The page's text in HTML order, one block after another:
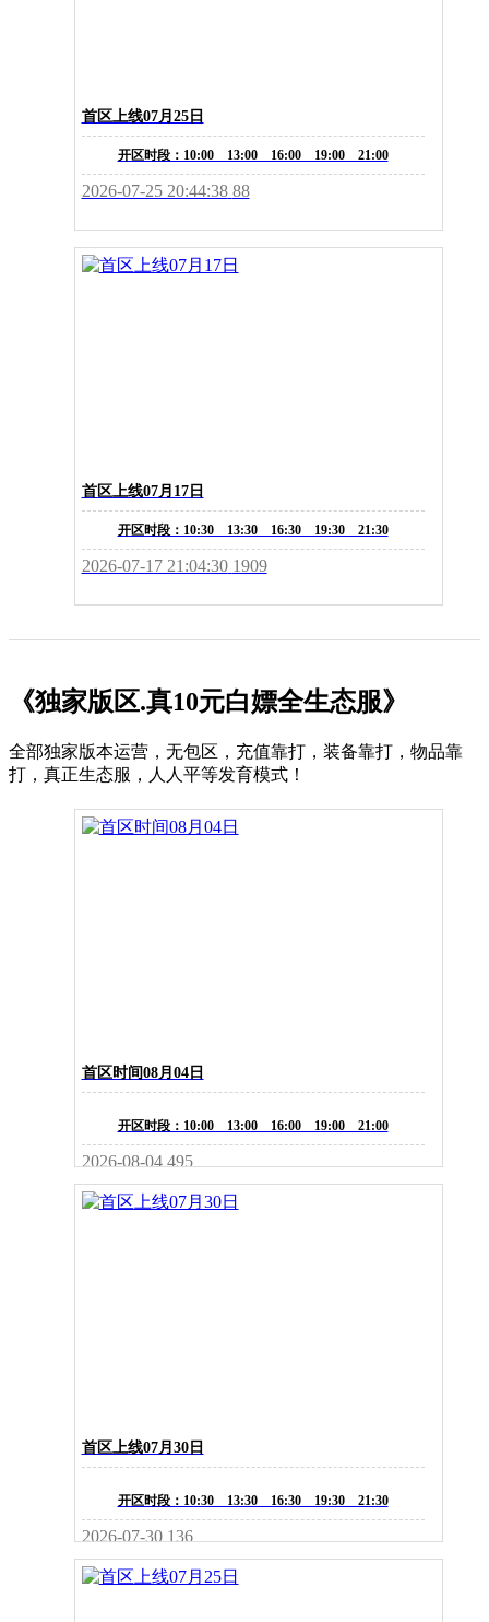
首区上线07月25日
开区时段：10:00 13:00 16:00 19:00 21:00
2026-07-25 20:44:38 88
首区上线07月17日
开区时段：10:30 13:30 16:30 19:30 21:30
2026-07-17 21:04:30 1909
《独家版区.真10元白嫖全生态服》
全部独家版本运营，无包区，充值靠打，装备靠打，物品靠
打，真正生态服，人人平等发育模式！
首区时间08月04日
开区时段：10:00 13:00 16:00 19:00 21:00
2026-08-04 495
首区上线07月30日
开区时段：10:30 13:30 16:30 19:30 21:30
2026-07-30 136